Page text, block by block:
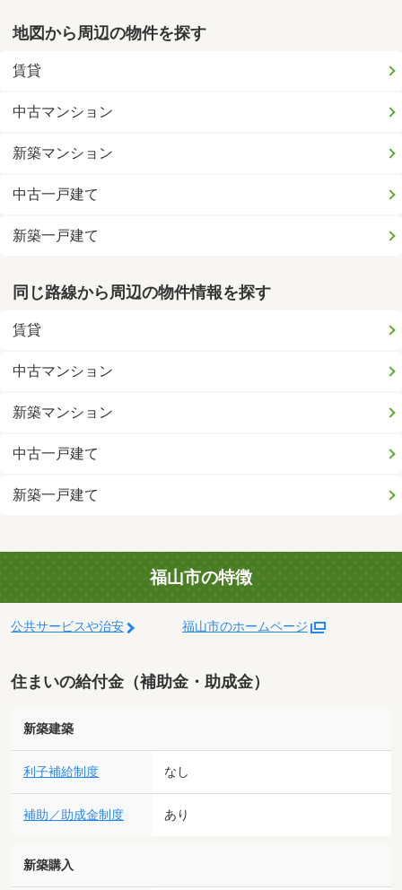
地図から周辺の物件を探す
賃貸
中古マンション
新築マンション
中古一戸建て
新築一戸建て
同じ路線から周辺の物件情報を探す
賃貸
中古マンション
新築マンション
中古一戸建て
新築一戸建て
福山市の特徴
公共サービスや治安 福山市のホームページ
住まいの給付金（補助金・助成金）
新築建築
利子補給制度 なし
補助／助成金制度 あり
新築購入